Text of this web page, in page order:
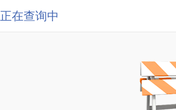
正在查询中